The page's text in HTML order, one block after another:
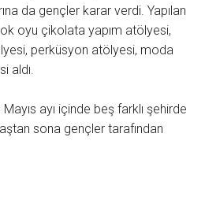
da gençler karar verdi. Yapılan
oyu çikolata yapım atölyesi,
perküsyon atölyesi, moda
aldı.
ayı içinde beş farklı şehirde
sona gençler tarafından